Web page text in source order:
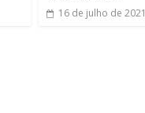
16 de julho de 2021